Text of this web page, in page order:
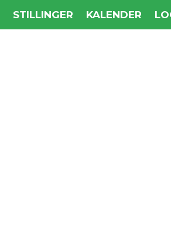
STILLINGER KALENDER